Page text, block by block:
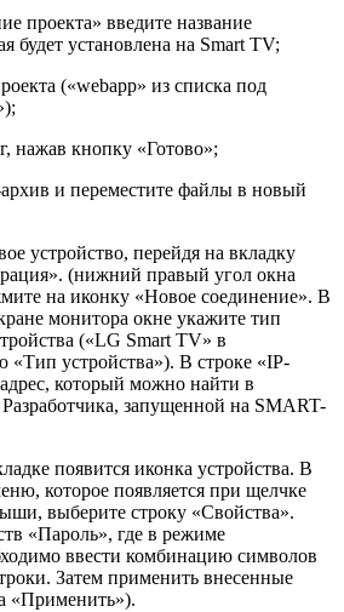
проекта» введите название
будет установлена на Smart TV;
(«webapp» из списка под
нажав кнопку «Готово»;
и переместите файлы в новый
устройство, перейдя на вкладку
(нижний правый угол окна
на иконку «Новое соединение». В
монитора окне укажите тип
(«LG Smart TV» в
устройства»). В строке «IP-
который можно найти в
запущенной на SMART-
появится иконка устройства. В
которое появляется при щелчке
выберите строку «Свойства».
«Пароль», где в режиме
ввести комбинацию символов
Затем применить внесенные
«Применить»).